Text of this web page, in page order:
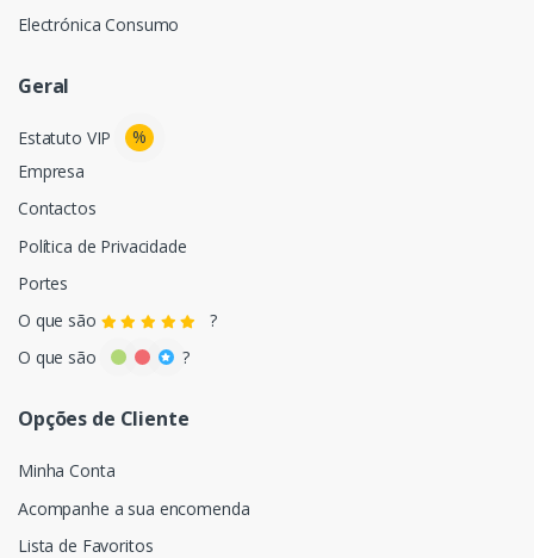
Electrónica Consumo
Geral
Estatuto VIP
%
Empresa
Contactos
Política de Privacidade
Portes
O que são
?
O que são
?
Opções de Cliente
Minha Conta
Acompanhe a sua encomenda
Lista de Favoritos